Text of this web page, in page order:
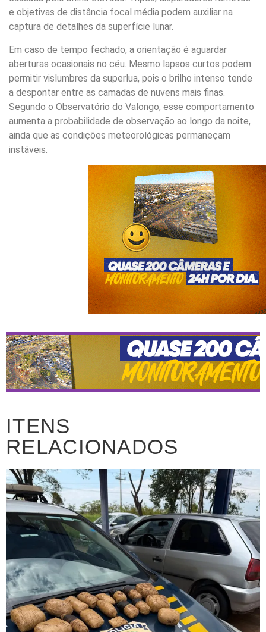
e objetivas de distância focal média podem auxiliar na
captura de detalhes da superfície lunar.
Em caso de tempo fechado, a orientação é aguardar
aberturas ocasionais no céu. Mesmo lapsos curtos podem
permitir vislumbres da superlua, pois o brilho intenso tende
a despontar entre as camadas de nuvens mais finas.
Segundo o Observatório do Valongo, esse comportamento
aumenta a probabilidade de observação ao longo da noite,
ainda que as condições meteorológicas permaneçam
instáveis.
ITENS
RELACIONADOS